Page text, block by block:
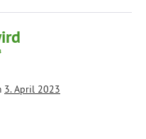
3. April 2023